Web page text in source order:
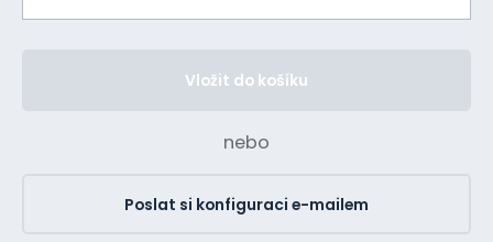
Vložit do košíku
nebo
Poslat si konfiguraci e-mailem